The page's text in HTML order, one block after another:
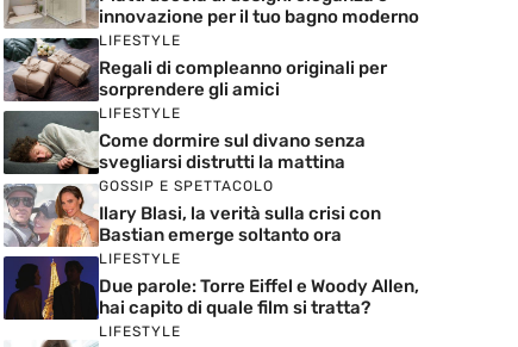
innovazione per il tuo bagno moderno
LIFESTYLE
Regali di compleanno originali per
sorprendere gli amici
LIFESTYLE
Come dormire sul divano senza
svegliarsi distrutti la mattina
GOSSIP E SPETTACOLO
Ilary Blasi, la verità sulla crisi con
Bastian emerge soltanto ora
LIFESTYLE
Due parole: Torre Eiffel e Woody Allen,
hai capito di quale film si tratta?
LIFESTYLE